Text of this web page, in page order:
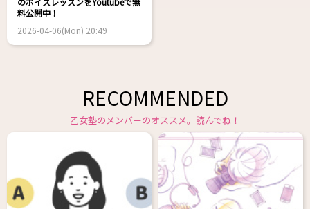
料公開中！
2026-04-06(Mon) 20:49
RECOMMENDED
乙女塾のメンバーのオススメ。読んでね！